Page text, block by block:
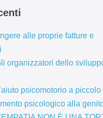
alle proprie fatture e
organizzatori dello
psicomotorio a
psicologico alla